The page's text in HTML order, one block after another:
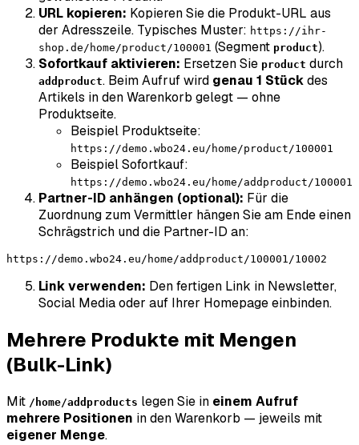
URL kopieren: Kopieren Sie die Produkt-URL aus
der Adresszeile. Typisches Muster: https://ihr-
shop.de/home/product/100001 (Segment product).
Sofortkauf aktivieren: Ersetzen Sie product durch
addproduct. Beim Aufruf wird genau 1 Stückdes
Artikels in den Warenkorb gelegt — ohne
Produktseite.
Beispiel Produktseite:
https://demo.wbo24.eu/home/product/100001
Beispiel Sofortkauf:
https://demo.wbo24.eu/home/addproduct/100001
Partner-ID anhängen (optional): Für die
Zuordnung zum Vermittler hängen Sie am Ende einen
Schrägstrich und die Partner-ID an:
Link verwenden: Den fertigen Link in Newsletter,
Social Media oder auf Ihrer Homepage einbinden.
Mehrere Produkte mit Mengen
(Bulk-Link)
Mit /home/addproducts legen Sie in einem Aufruf
mehrere Positionen in den Warenkorb — jeweils mit
eigener Menge.